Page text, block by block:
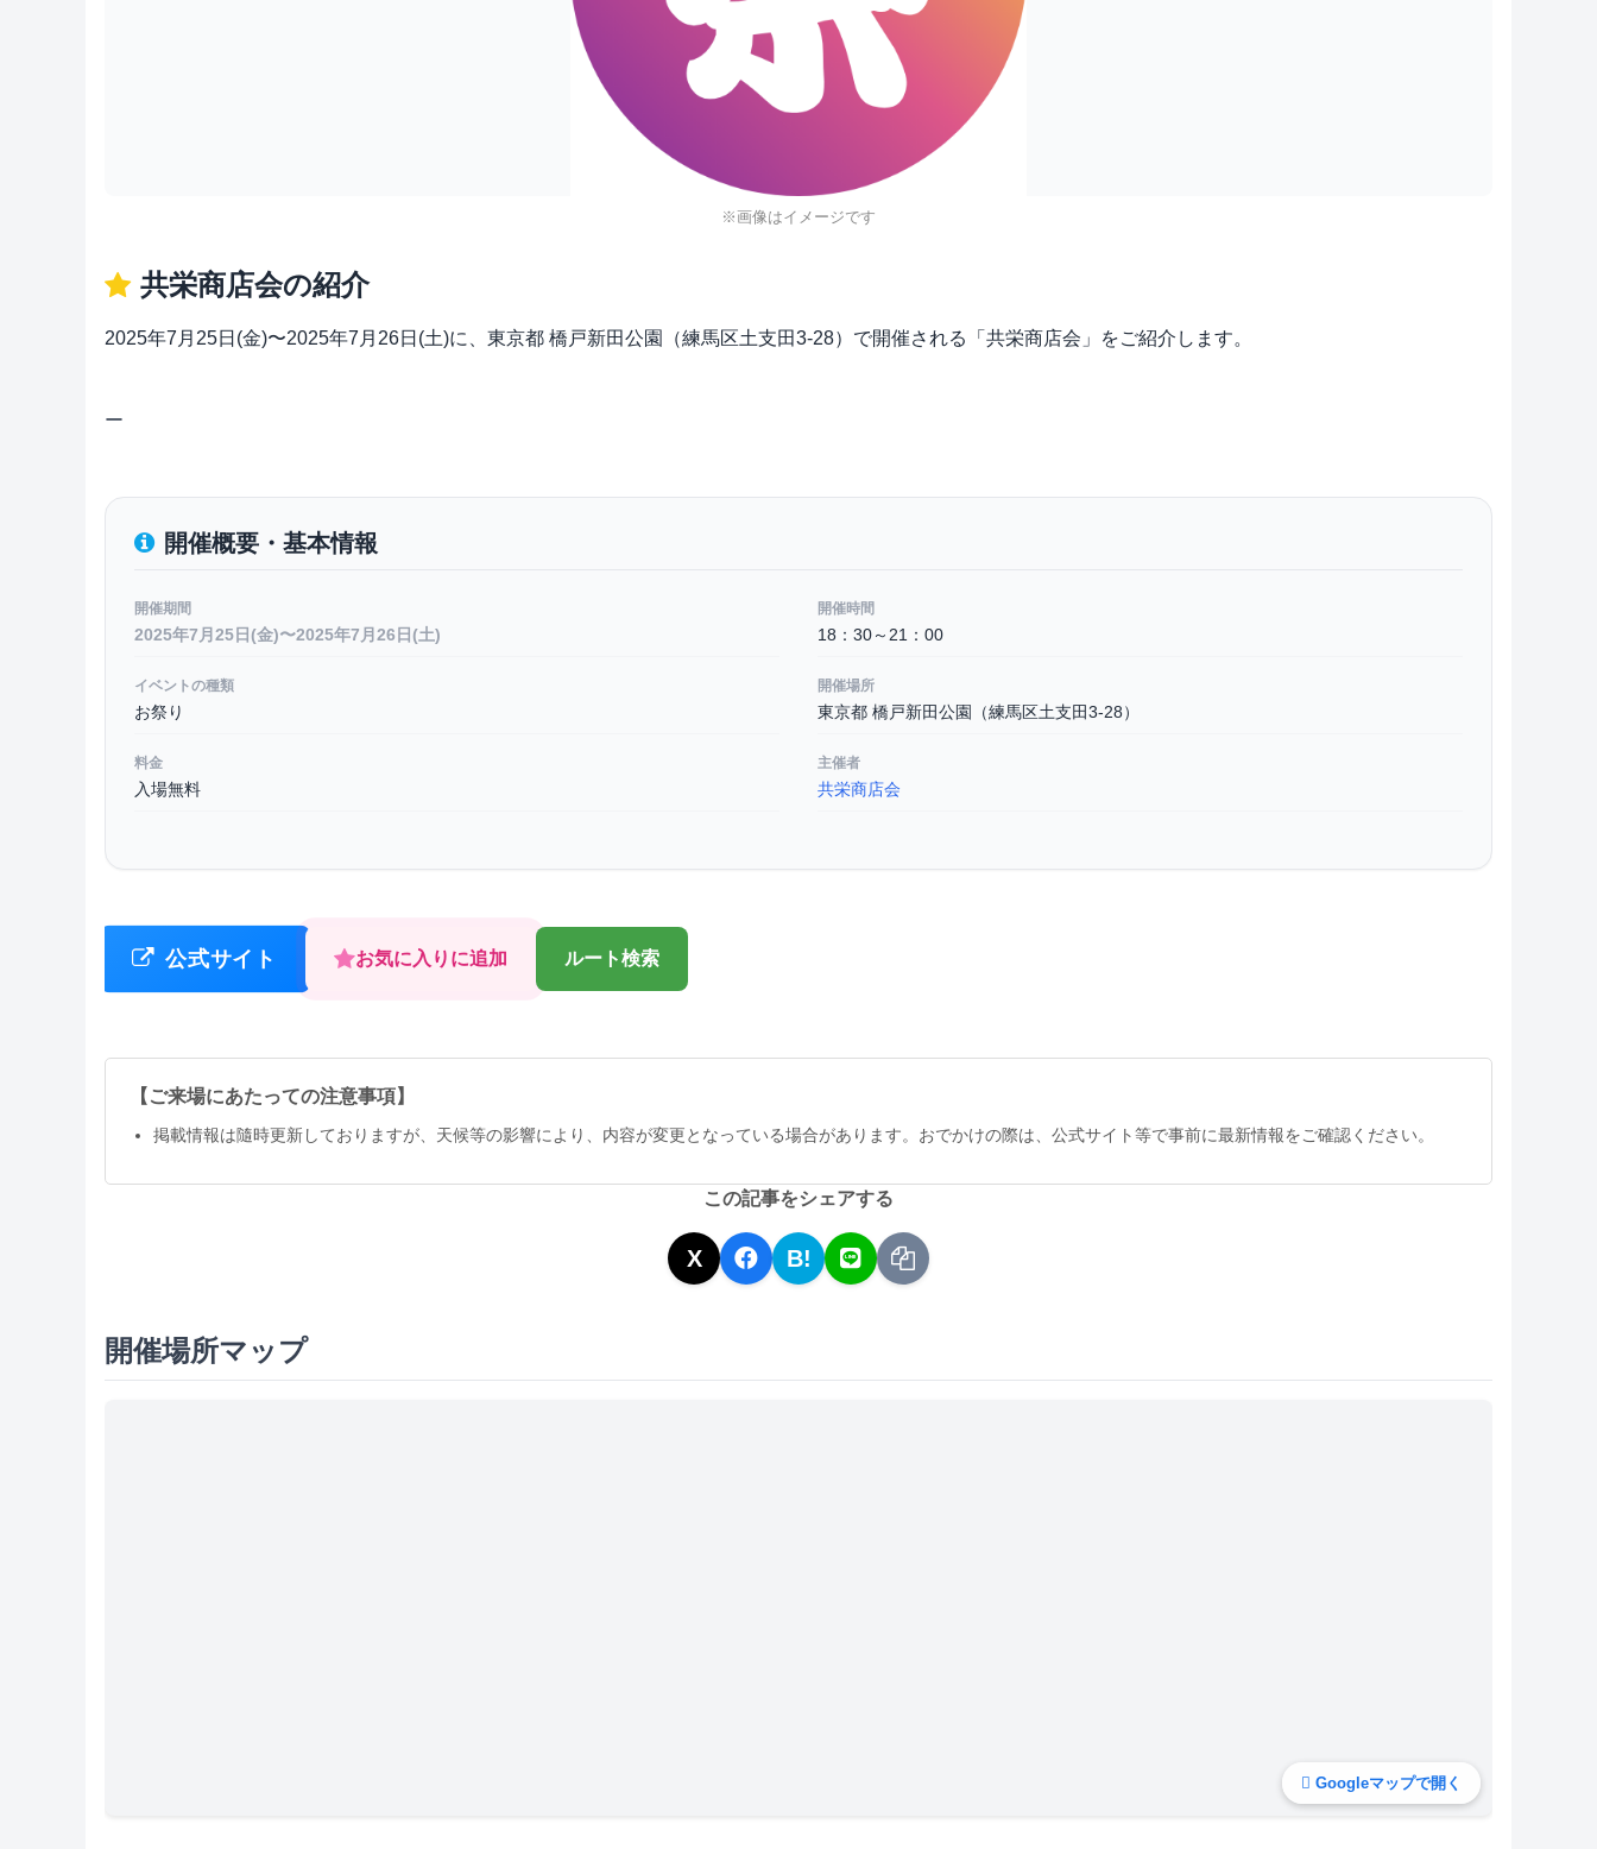
※画像はイメージです
共栄商店会の紹介
2025年7月25日(金)〜2025年7月26日(土)に、東京都 橋戸新田公園（練馬区土支田3-28）で開催される「共栄商店会」をご紹介します。
ー
開催概要・基本情報
開催期間
2025年7月25日(金)〜2025年7月26日(土)
開催時間
18：30～21：00
イベントの種類
お祭り
開催場所
東京都 橋戸新田公園（練馬区土支田3-28）
料金
入場無料
主催者
共栄商店会
公式サイト お気に入りに追加 ルート検索
【ご来場にあたっての注意事項】
掲載情報は隨時更新しておりますが、天候等の影響により、内容が変更となっている場合があります。おでかけの際は、公式サイト等で事前に最新情報をご確認ください。
この記事をシェアする
X B!
開催場所マップ
Googleマップで開く